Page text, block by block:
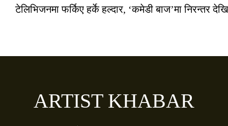
टेलिभिजनमा फर्किए हर्के हल्दार, ‘कमेडी बाज’मा निरन्तर
ARTIST KHABAR